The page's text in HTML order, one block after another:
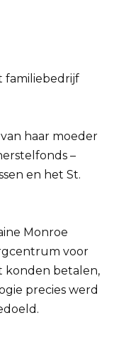
familiebedrijf
haar moeder
–
en het St.
Monroe
voor
konden betalen,
precies werd